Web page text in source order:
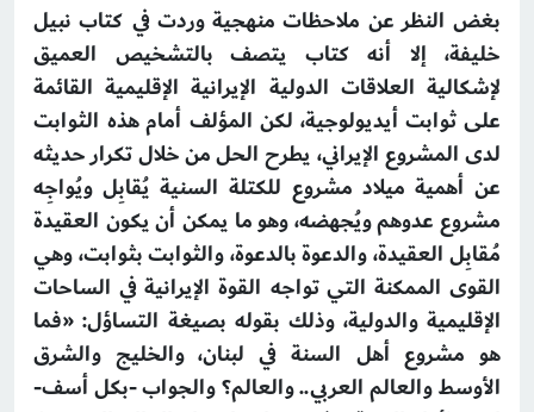
بغض النظر عن ملاحظات منهجية وردت في كتاب نبيل
خليفة، إلا أنه كتاب يتصف بالتشخيص العميق
لإشكالية العلاقات الدولية الإيرانية الإقليمية القائمة
على ثوابت أيديولوجية، لكن المؤلف أمام هذه الثوابت
لدى المشروع الإيراني، يطرح الحل من خلال تكرار حديثه
عن أهمية ميلاد مشروع للكتلة السنية يُقابِل ويُواجِه
مشروع عدوهم ويُجهضه، وهو ما يمكن أن يكون العقيدة
مُقابِل العقيدة، والدعوة بالدعوة، والثوابت بثوابت، وهي
القوى الممكنة التي تواجه القوة الإيرانية في الساحات
الإقليمية والدولية، وذلك بقوله بصيغة التساؤل: «فما
هو مشروع أهل السنة في لبنان، والخليج والشرق
الأوسط والعالم العربي.. والعالم؟ والجواب -بكل أسف-